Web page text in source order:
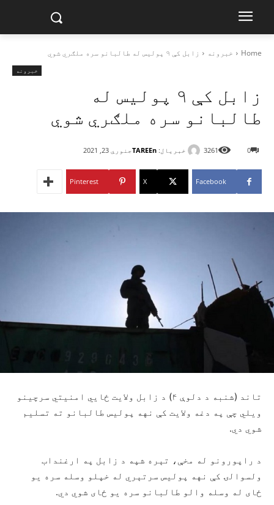
Home خبرونه زابل کې ۹ پولیس له طالبانو سره ملګري شوي
خبرونه
زابل کې ۹ پولیس له
طالبانو سره ملګري شوي
خبریال: TAREEnجنوري 23, 2021 0
3261
Facebook
X
Pinterest
تاند (شنبه د دلوې ۴) د زابل ولایت ځایي امنیتي سرچینو
ویلي چې په دغه ولایت کې نهه ‎پولیس طالبانو ته تسلیم
شوي دي.
د راپورونو له مخې، تېره شپه د زابل په ارغنداب
ولسوالۍ کې نهه پولیس سرتېري له خپلو وسله سره یو
ځای له وسله والو طالبانو سره یو ځای شوي دي.